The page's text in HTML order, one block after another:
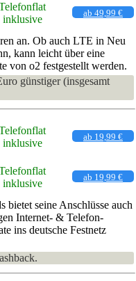
inklusive
ab 49,99 €
an. Ob auch LTE in Neu
kann leicht über eine
von o2 festgestellt werden.
günstiger (insgesamt
inklusive
ab 19,99 €
inklusive
ab 19,99 €
bietet seine Anschlüsse auch
Internet- & Telefon-
ins deutsche Festnetz